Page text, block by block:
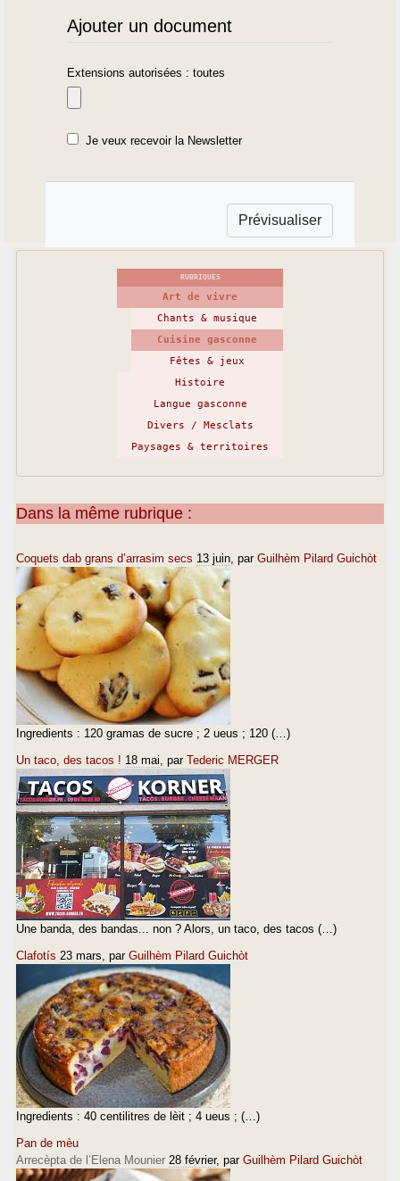
Ajouter un document
Extensions autorisées : toutes
Je veux recevoir la Newsletter
RUBRIQUES
Art de vivre
Chants & musique
Cuisine gasconne
Fêtes & jeux
Histoire
Langue gasconne
Divers / Mesclats
Paysages & territoires
Dans la même rubrique :
Coquets dab grans d’arrasim secs 13 juin , par Guilhèm Pilard Guichòt
Ingredients : 120 gramas de sucre ; 2 ueus ; 120 (…)
Un taco, des tacos ! 18 mai , par Tederic MERGER
Une banda, des bandas... non ? Alors, un taco, des tacos (…)
Clafotís 23 mars , par Guilhèm Pilard Guichòt
Ingredients : 40 centilitres de lèit ; 4 ueus ; (…)
Pan de mèu
Arrecèpta de l’Elena Mounier 28 février, par Guilhèm Pilard Guichòt